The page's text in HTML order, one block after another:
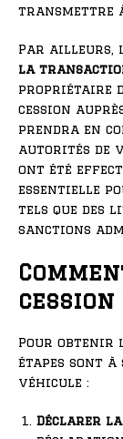
transmettre
Par ailleurs,
la
propriétaire
cession
prendra en
autorités de
ont été
essentielle
tels que des
sanctions
cession
Pour obtenir
étapes sont
véhicule :
Déclarer